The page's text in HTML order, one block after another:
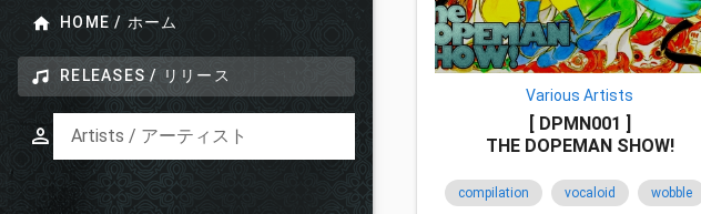
HOME / ホーム
RELEASES / リリース
Artists / アーティスト
Various Artists
[ DPMN001 ]
THE DOPEMAN SHOW!
compilation vocaloid wobble